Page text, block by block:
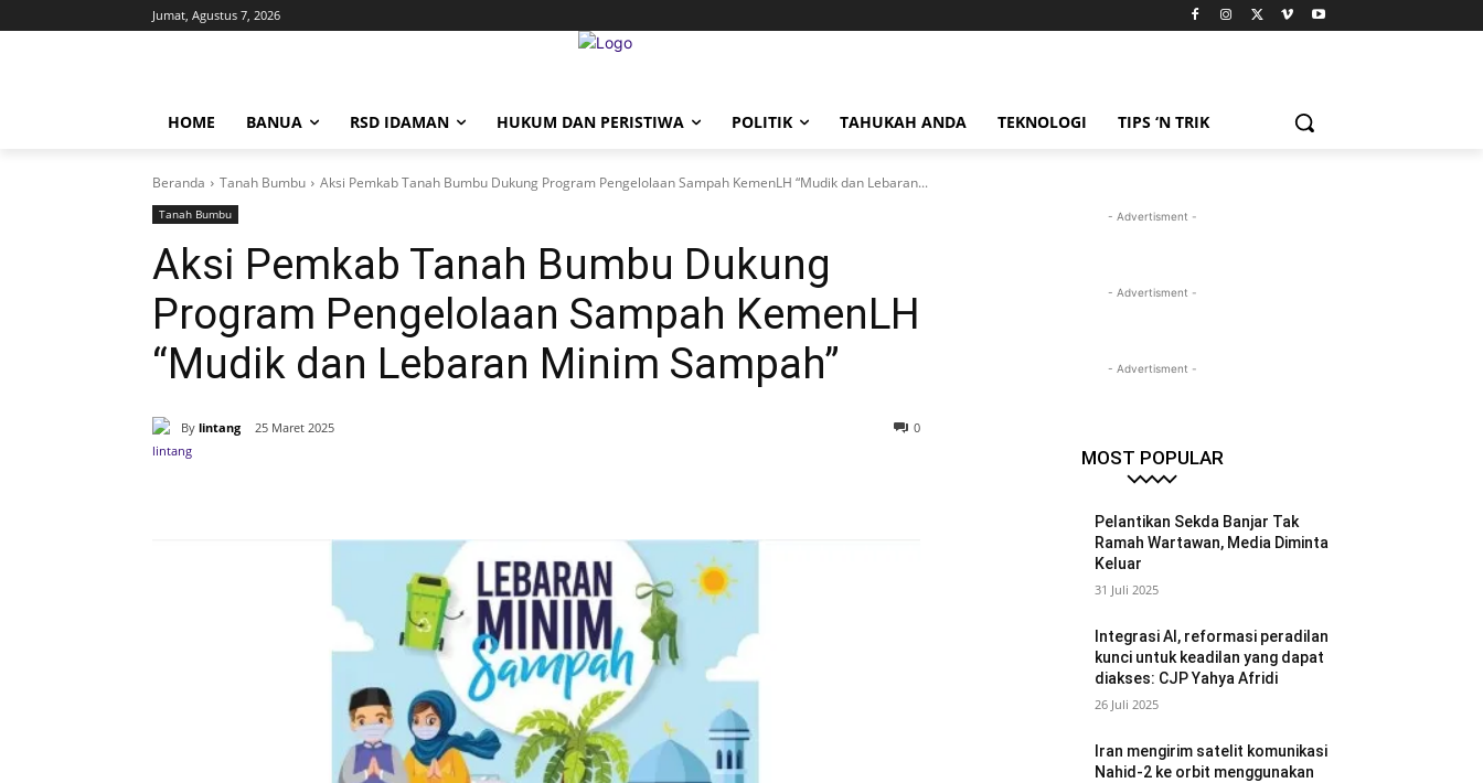
Jumat, Agustus 7, 2026
HOME BANUA RSD IDAMAN HUKUM DAN PERISTIWA POLITIK TAHUKAH ANDA TEKNOLOGI TIPS ‘N TRIK
Beranda Tanah Bumbu Aksi Pemkab Tanah Bumbu Dukung Program Pengelolaan Sampah KemenLH “Mudik dan Lebaran...
Tanah Bumbu
Aksi Pemkab Tanah Bumbu Dukung
Program Pengelolaan Sampah KemenLH
“Mudik dan Lebaran Minim Sampah”
By lintang 25 Maret 2025 0
- Advertisment -
- Advertisment -
- Advertisment -
MOST POPULAR
Pelantikan Sekda Banjar Tak
Ramah Wartawan, Media Diminta
Keluar
31 Juli 2025
Integrasi AI, reformasi peradilan
kunci untuk keadilan yang dapat
diakses: CJP Yahya Afridi
26 Juli 2025
Iran mengirim satelit komunikasi
Nahid-2 ke orbit menggunakan